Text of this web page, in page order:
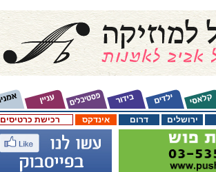
רכישת כרטיסים אינדקס דרום ירושלים